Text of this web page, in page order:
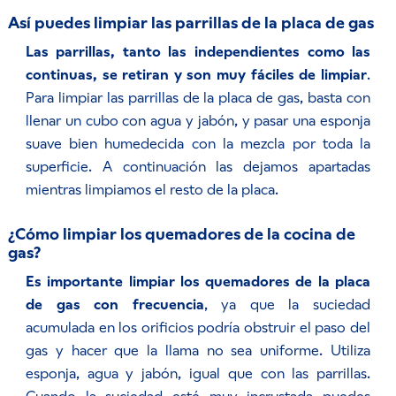
Así puedes limpiar las parrillas de la placa de gas
Las parrillas, tanto las independientes como las
continuas, se retiran y son muy fáciles de limpiar.
Para limpiar las parrillas de la placa de gas, basta con
llenar un cubo con agua y jabón, y pasar una esponja
suave bien humedecida con la mezcla por toda la
superficie. A continuación las dejamos apartadas
mientras limpiamos el resto de la placa.
¿Cómo limpiar los quemadores de la cocina de
gas?
Es importante limpiar los quemadores de la placa
de gas con frecuencia, ya que la suciedad
acumulada en los orificios podría obstruir el paso del
gas y hacer que la llama no sea uniforme. Utiliza
esponja, agua y jabón, igual que con las parrillas.